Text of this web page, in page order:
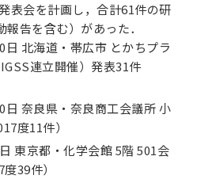
表会を計画し，合計61件の研
告を含む）があった．
日 北海道・帯広市 とかちプラ
連立開催）発表31件
日 奈良県・奈良商工会議所 小
度11件）
東京都・化学会館 5階 501会
39件）